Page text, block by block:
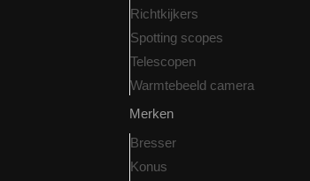
Richtkijkers
Spotting scopes
Telescopen
Warmtebeeld camera
Merken
Bresser
Konus